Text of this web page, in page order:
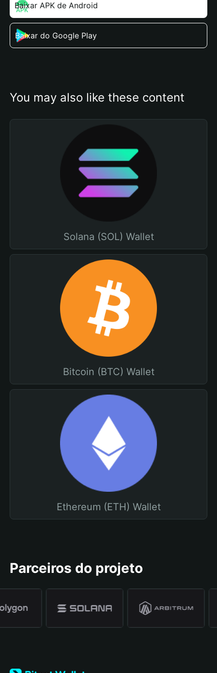
Baixar APK de Android
Baixar do Google Play
You may also like these content
Solana (SOL) Wallet
Bitcoin (BTC) Wallet
Ethereum (ETH) Wallet
Parceiros do projeto